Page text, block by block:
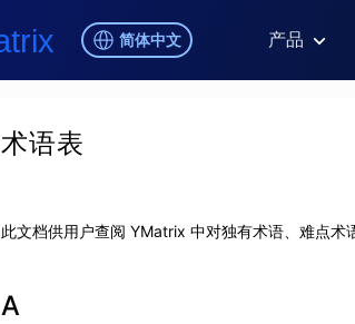
简体中文 产品
术语表
此文档供用户查阅 YMatrix 中对独有术语、难点术
A